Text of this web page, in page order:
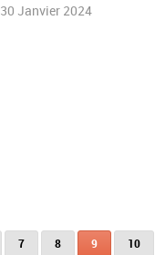
30 Janvier 2024
7 8 9 10